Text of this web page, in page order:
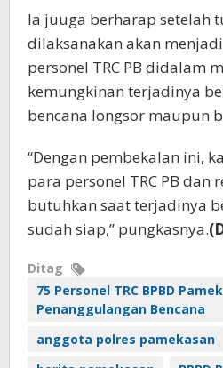
Ia juuga berharap setelah
dilaksanakan akan
personel TRC PB didalam
kemungkinan terjadinya
bencana longsor maupun
“Dengan pembekalan ini,
para personel TRC PB dan
butuhkan saat terjadinya
sudah siap,” pungkasnya.
Ditag
75 Personel TRC BPBD
Penanggulangan Bencana
anggota polres pamekasan